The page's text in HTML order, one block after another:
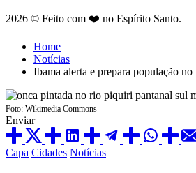
2026 © Feito com ❤️ no Espírito Santo.
Home
Notícias
Ibama alerta e prepara população
Foto: Wikimedia Commons
Enviar
Capa Cidades Notícias